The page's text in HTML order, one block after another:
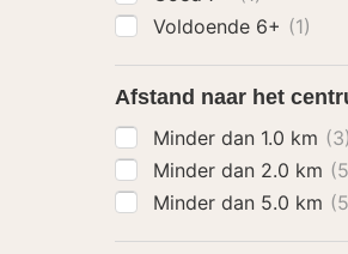
Voldoende 6+ (1)
Afstand naar het
Minder dan 1.0 km (3)
Minder dan 2.0 km
Minder dan 5.0 km